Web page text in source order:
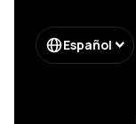
Español